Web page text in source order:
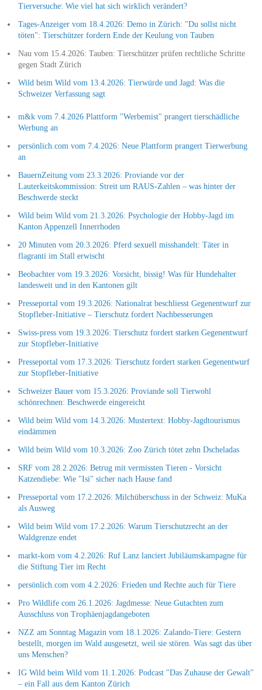
Tierversuche: Wie viel hat sich wirklich verändert?
Tages-Anzeiger vom 18.4.2026: Demo in Zürich: "Du sollst nicht
töten": Tierschützer fordern Ende der Keulung von Tauben
Nau vom 15.4.2026: Tauben: Tierschützer prüfen rechtliche Schritte
gegen Stadt Zürich
Wild beim Wild vom 13.4.2026: Tierwürde und Jagd: Was die
Schweizer Verfassung sagt
m&k vom 7.4.2026 Plattform "Werbemist" prangert tierschädliche
Werbung an
persönlich.com vom 7.4.2026: Neue Plattform prangert Tierwerbung
an
BauernZeitung vom 23.3.2026: Proviande vor der
Lauterkeitskommission: Streit um RAUS-Zahlen – was hinter der
Beschwerde steckt
Wild beim Wild vom 21.3.2026: Psychologie der Hobby-Jagd im
Kanton Appenzell Innerrhoden
20 Minuten vom 20.3.2026: Pferd sexuell misshandelt: Täter in
flagranti im Stall erwischt
Beobachter vom 19.3.2026: Vorsicht, bissig! Was für Hundehalter
landesweit und in den Kantonen gilt
Presseportal vom 19.3.2026: Nationalrat beschliesst Gegenentwurf zur
Stopfleber-Initiative – Tierschutz fordert Nachbesserungen
Swiss-press vom 19.3.2026: Tierschutz fordert starken Gegenentwurf
zur Stopfleber-Initiative
Presseportal vom 17.3.2026: Tierschutz fordert starken Gegenentwurf
zur Stopfleber-Initiative
Schweizer Bauer vom 15.3.2026: Proviande soll Tierwohl
schönrechnen: Beschwerde eingereicht
Wild beim Wild vom 14.3.2026: Mustertext: Hobby-Jagdtourismus
eindämmen
Wild beim Wild vom 10.3.2026: Zoo Zürich tötet zehn Dscheladas
SRF vom 28.2.2026: Betrug mit vermissten Tieren - Vorsicht
Katzendiebe: Wie "Isi" sicher nach Hause fand
Presseportal vom 17.2.2026: Milchüberschuss in der Schweiz: MuKa
als Ausweg
Wild beim Wild vom 17.2.2026: Warum Tierschutzrecht an der
Waldgrenze endet
markt-kom vom 4.2.2026: Ruf Lanz lanciert Jubiläumskampagne für
die Stiftung Tier im Recht
persönlich.com vom 4.2.2026: Frieden und Rechte auch für Tiere
Pro Wildlife com 26.1.2026: Jagdmesse: Neue Gutachten zum
Ausschluss von Trophäenjagdangeboten
NZZ am Sonntag Magazin vom 18.1.2026: Zalando-Tiere: Gestern
bestellt, morgen im Wald ausgesetzt, weil sie stören. Was sagt das über
uns Menschen?
IG Wild beim Wild vom 11.1.2026: Podcast "Das Zuhause der Gewalt"
– ein Fall aus dem Kanton Zürich